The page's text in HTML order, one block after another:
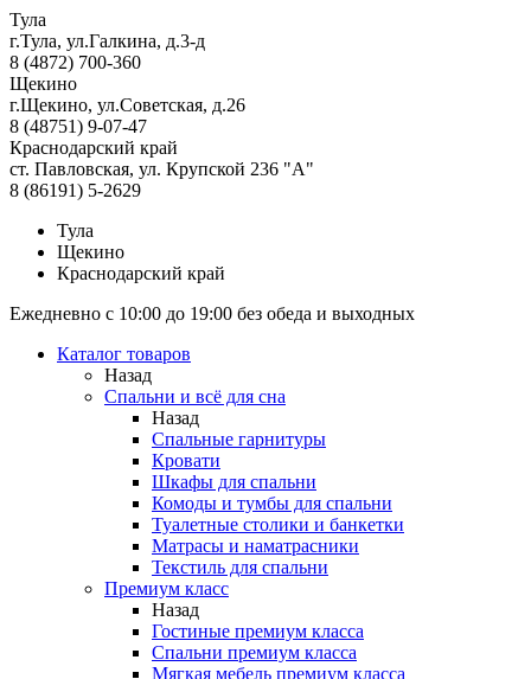
Тула
г.Тула, ул.Галкина, д.3-д
8 (4872) 700-360
Щекино
г.Щекино, ул.Советская, д.26
8 (48751) 9-07-47
Краснодарский край
ст. Павловская, ул. Крупской 236 "А"
8 (86191) 5-2629
Тула
Щекино
Краснодарский край
Ежедневно с 10:00 до 19:00 без обеда и выходных
Каталог товаров
Назад
Спальни и всё для сна
Назад
Спальные гарнитуры
Кровати
Шкафы для спальни
Комоды и тумбы для спальни
Туалетные столики и банкетки
Матрасы и наматрасники
Текстиль для спальни
Премиум класс
Назад
Гостиные премиум класса
Спальни премиум класса
Мягкая мебель премиум класса